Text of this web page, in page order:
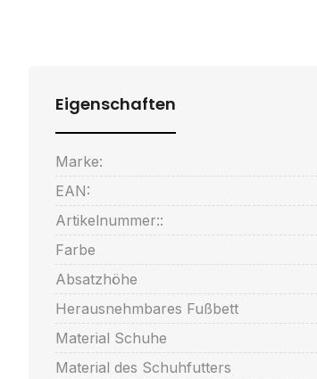
Eigenschaften
Marke:
EAN:
Artikelnummer::
Farbe
Absatzhöhe
Herausnehmbares Fußbett
Material Schuhe
Material des Schuhfutters